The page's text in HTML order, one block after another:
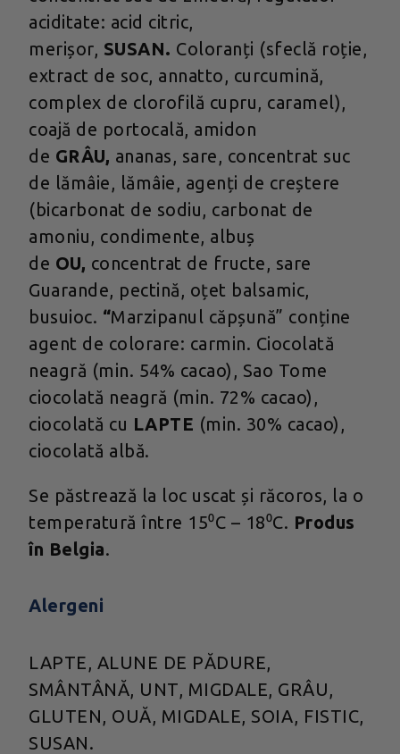
aciditate: acid citric,
merișor, SUSAN. Coloranți (sfeclă roție,
extract de soc, annatto, curcumină,
complex de clorofilă cupru, caramel),
coajă de portocală, amidon
de GRÂU, ananas, sare, concentrat suc
de lămâie, lămâie, agenți de creștere
(bicarbonat de sodiu, carbonat de
amoniu, condimente, albuș
de OU, concentrat de fructe, sare
Guarande, pectină, oțet balsamic,
busuioc. “Marzipanul căpșună” conține
agent de colorare: carmin. Ciocolată
neagră (min. 54% cacao), Sao Tome
ciocolată neagră (min. 72% cacao),
ciocolată cu LAPTE (min. 30% cacao),
ciocolată albă.
Se păstrează la loc uscat și răcoros, la o
temperatură între 15⁰C – 18⁰C. Produs
în Belgia.
Alergeni
LAPTE, ALUNE DE PĂDURE,
SMÂNTÂNĂ, UNT, MIGDALE, GRÂU,
GLUTEN, OUĂ, MIGDALE, SOIA, FISTIC,
SUSAN.